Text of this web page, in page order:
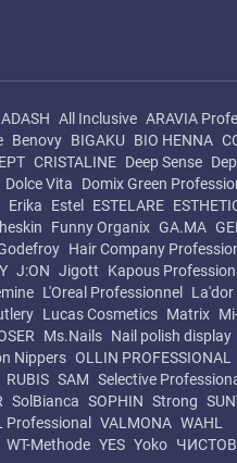
All Inclusive ARAVIA
Benovy BIGAKU BIO HENNA
CRISTALINE Deep Sense
Dolce Vita Domix Green
Erika Estel ESTELARE
Funny Organix GA.MA
Hair Company
J:ON Jigott Kapous
L'Oreal Professionnel La'dor
Lucas Cosmetics Matrix
Ms.Nails Nail polish display
Nippers OLLIN PROFESSIONAL
RUBIS SAM Selective
SolBianca SOPHIN Strong
Professional VALMONA WAHL
WT-Methode YES Yoko